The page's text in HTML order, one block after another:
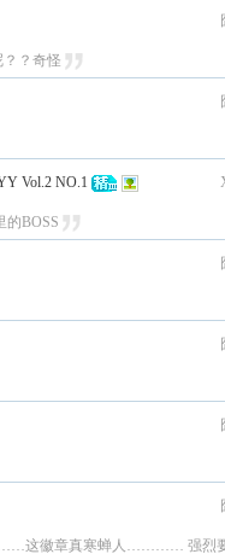
？奇怪
Vol.2 NO.1
的BOSS
这徽章真寒蝉人………… 强烈要